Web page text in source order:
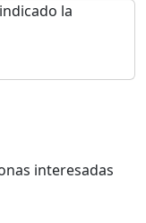
la
interesadas